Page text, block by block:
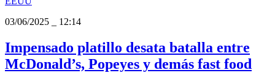
03/06/2025
12:14
Impensado platillo desata batalla entre
McDonald’s, Popeyes y demás fast food